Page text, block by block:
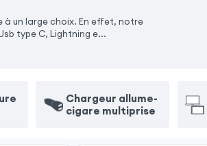
à un large choix. En effet, notre
type C, Lightning e...
Chargeur allume-
cigare multiprise